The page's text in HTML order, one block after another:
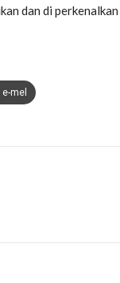
dan di
e-mel